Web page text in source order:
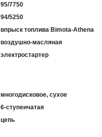
95/7750
94/5250
впрыск топлива Bimota-Athena
воздушно-масляная
электростартер
многодисковое, сухое
6-ступенчатая
цепь